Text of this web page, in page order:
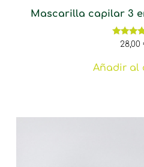
Mascarilla capilar 3
con
de 5
28,00
Añadir al